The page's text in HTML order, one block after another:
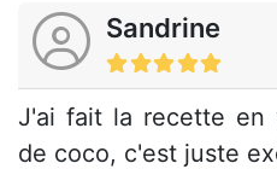
Sandrine
J'ai fait la recette en
de coco, c'est juste